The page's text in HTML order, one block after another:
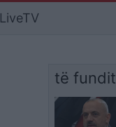
LiveTV
të fundit